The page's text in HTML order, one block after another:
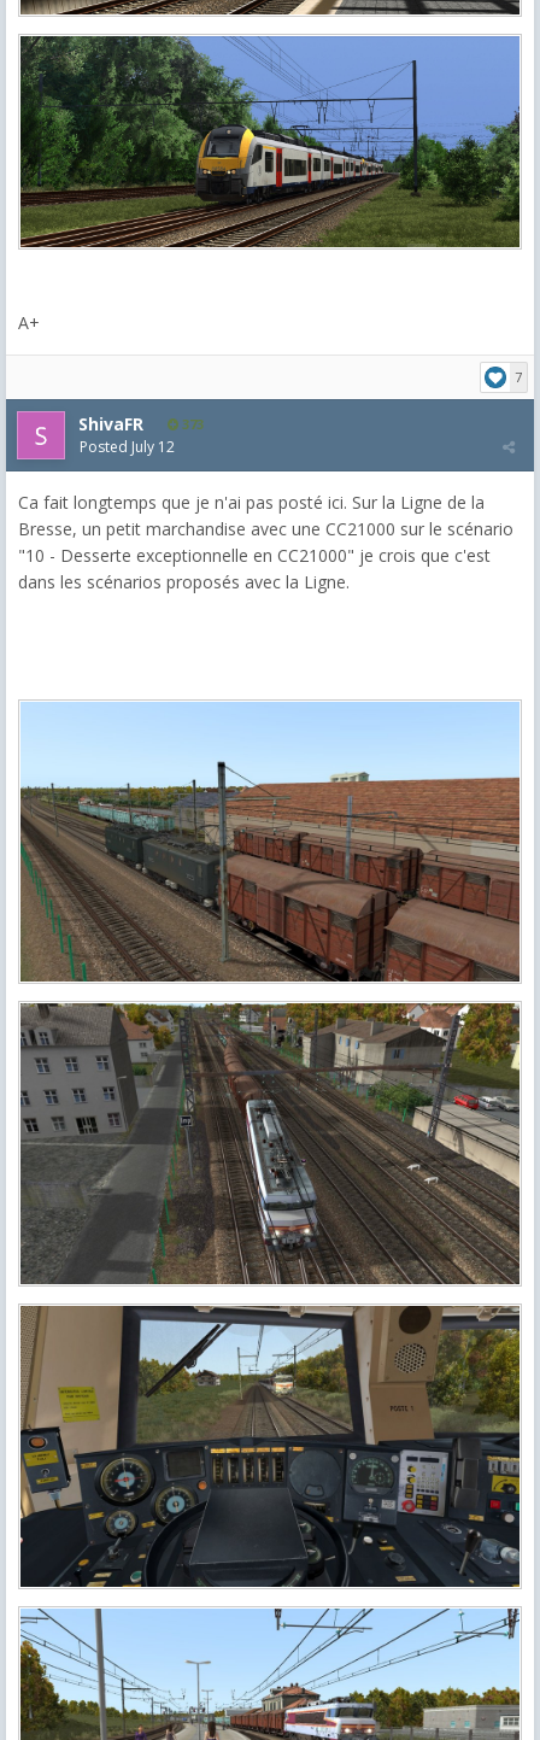
A+
7
ShivaFR 373
Posted July 12
Ca fait longtemps que je n'ai pas posté ici. Sur la Ligne de la
Bresse, un petit marchandise avec une CC21000 sur le scénario
"10 - Desserte exceptionnelle en CC21000" je crois que c'est
dans les scénarios proposés avec la Ligne.